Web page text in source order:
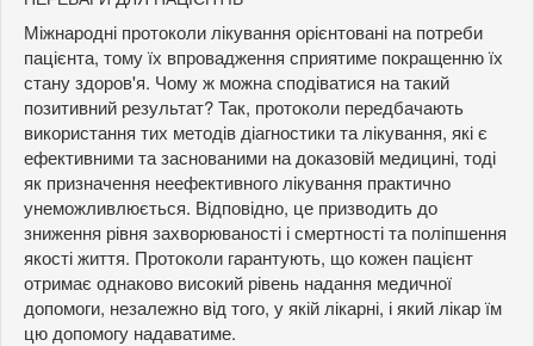
Міжнародні протоколи лікування орієнтовані на потреби
пацієнта, тому їх впровадження сприятиме покращенню їх
стану здоров'я. Чому ж можна сподіватися на такий
позитивний результат? Так, протоколи передбачають
використання тих методів діагностики та лікування, які є
ефективними та заснованими на доказовій медицині, тоді
як призначення неефективного лікування практично
унеможливлюється. Відповідно, це призводить до
зниження рівня захворюваності і смертності та поліпшення
якості життя. Протоколи гарантують, що кожен пацієнт
отримає однаково високий рівень надання медичної
допомоги, незалежно від того, у якій лікарні, і який лікар їм
цю допомогу надаватиме.